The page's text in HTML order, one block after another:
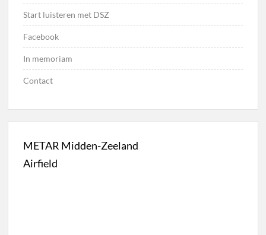
Start luisteren met DSZ
Facebook
In memoriam
Contact
METAR Midden-Zeeland
Airfield